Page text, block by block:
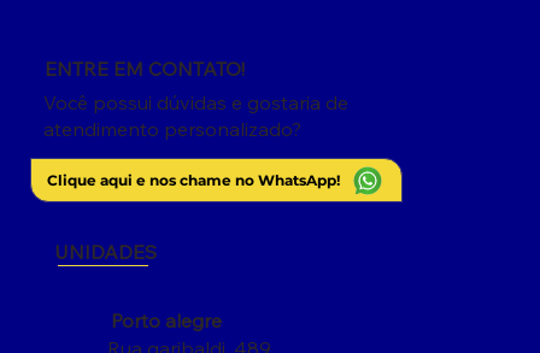
Você possui dúvidas e gostaria de
atendimento personalizado?
ENTRE EM CONTATO!
Clique aqui e nos chame no WhatsApp!
UNIDADES
Porto alegre
Rua garibaldi, 489